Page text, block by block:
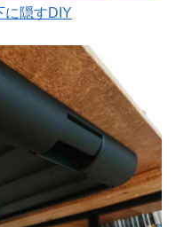
に隠すDIY